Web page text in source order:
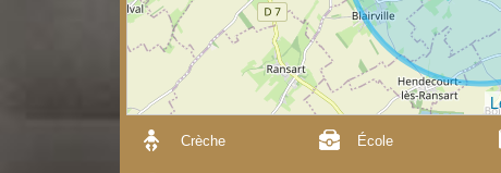
Crèche École